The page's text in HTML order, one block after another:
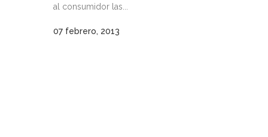
al consumidor las...
07 febrero, 2013